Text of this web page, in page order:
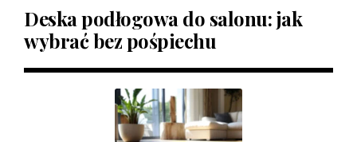
Deska podłogowa do salonu: jak
wybrać bez pośpiechu